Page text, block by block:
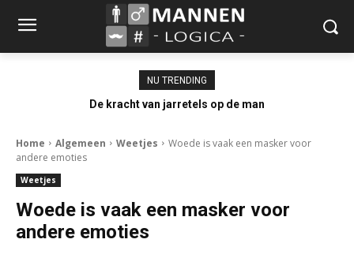
NU TRENDING
De kracht van jarretels op de man
Home Algemeen Weetjes
Woede is vaak een masker voor
andere emoties
Weetjes
Woede is vaak een masker voor
andere emoties